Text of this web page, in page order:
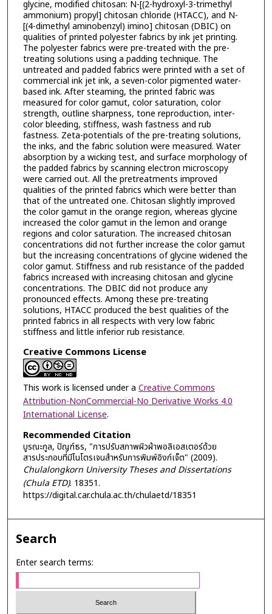
glycine, modified chitosan: N-[(2-hydroxyl-3-trimethyl
ammonium) propyl] chitosan chloride (HTACC), and N-
[(4-dimethyl aminobenzyl) imino] chitosan (DBIC) on
qualities of printed polyester fabrics by ink jet printing.
The polyester fabrics were pre-treated with the pre-
treating solutions using a padding technique. The
untreated and padded fabrics were printed with a set of
commercial ink jet ink, a seven-color pigmented water-
based ink. After steaming, the printed fabric was
measured for color gamut, color saturation, color
strength, outline sharpness, tone reproduction, inter-
color bleeding, stiffness, wash fastness and rub
fastness. Zeta-potentials of the pre-treating solutions,
the inks, and the fabric solution were measured. Water
absorption by a wicking test, and surface morphology of
the padded fabrics by scanning electron microscopy
were carried out. All the pretreatments improved
qualities of the printed fabrics which were better than
that of the untreated one. Chitosan slightly improved
the color gamut in the orange region, whereas glycine
increased the color gamut in the lemon and orange
regions and color saturation. The increased chitosan
concentrations did not further increase the color gamut
but the increasing concentrations of glycine widened the
color gamut. Stiffness and rub resistance of the padded
fabrics increased with increasing chitosan and glycine
concentrations. The DBIC did not produce any
pronounced effects. Among these pre-treating
solutions, HTACC produced the best qualities of the
printed fabrics in all respects with very low fabric
stiffness and little inferior rub resistance.
Creative Commons License
This work is licensed under a Creative Commons
Attribution-NonCommercial-No Derivative Works 4.0
International License.
Recommended Citation
บูรณะกูล, ปัญฑ์ธร, "การปรับสภาพผิวผ้าพอลิเอสเตอร์ด้วย
สารประกอบที่มีไนโตรเจนสำหรับการพิมพ์อิงก์เจ็ต" (2009).
Chulalongkorn University Theses and Dissertations
(Chula ETD). 18351.
https://digital.car.chula.ac.th/chulaetd/18351
Search
Enter search terms: